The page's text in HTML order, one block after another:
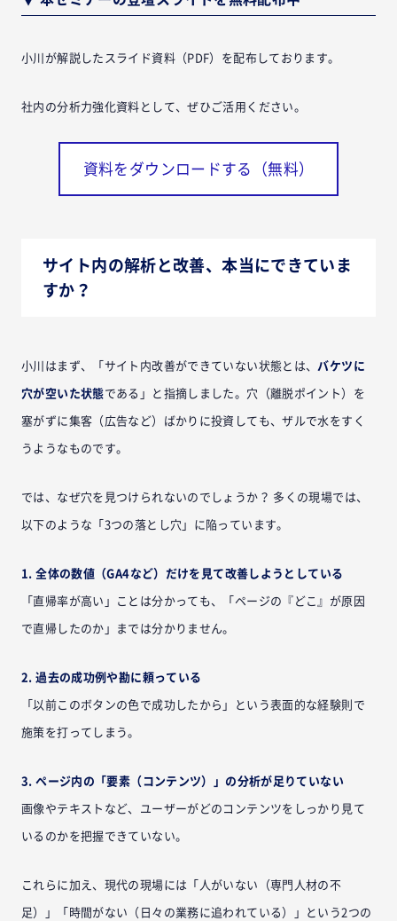
小川が解説したスライド資料（PDF）を配布しております。
社内の分析力強化資料として、ぜひご活用ください。
資料をダウンロードする（無料）
サイト内の解析と改善、本当にできていま
すか？
小川はまず、「サイト内改善ができていない状態とは、 バケツに
穴が空いた状態である」と指摘しました。穴（離脱ポイント）を
塞がずに集客（広告など）ばかりに投資しても、ザルで水をすく
うようなものです。
では、なぜ穴を見つけられないのでしょうか？ 多くの現場では、
以下のような「3つの落とし穴」に陥っています。
1. 全体の数値（GA4など）だけを見て改善しようとしている
「直帰率が高い」ことは分かっても、「ページの『どこ』が原因
で直帰したのか」までは分かりません。
2. 過去の成功例や勘に頼っている
「以前このボタンの色で成功したから」という表面的な経験則で
施策を打ってしまう。
3. ページ内の「要素（コンテンツ）」の分析が足りていない
画像やテキストなど、ユーザーがどのコンテンツをしっかり見て
いるのかを把握できていない。
これらに加え、現代の現場には「人がいない（専門人材の不
足）」「時間がない（日々の業務に追われている）」という2つの